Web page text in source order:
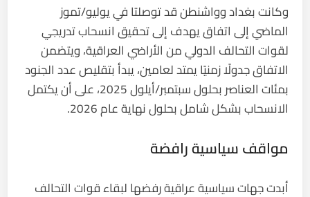
وكانت بغداد وواشنطن قد توصلتا في يوليو/تموز
الماضي إلى اتفاق يهدف إلى تحقيق انسحاب تدريجي
لقوات التحالف الدولي من الأراضي العراقية، ويتضمن
الاتفاق جدولًا زمنيًا يمتد لعامين، يبدأ بتقليص عدد الجنود
بمئات العناصر بحلول سبتمبر/أيلول 2025، على أن يكتمل
الانسحاب بشكل شامل بحلول نهاية عام 2026.
مواقف سياسية رافضة
أبدت جهات سياسية عراقية رفضها لبقاء قوات التحالف